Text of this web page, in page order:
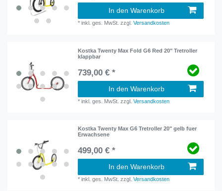
In den Warenkorb
*inkl. ges. MwSt. zzgl.Versandkosten
Kostka Twenty Max Fold G6 Red 20" Tretroller
klappbar
739,00 € *
In den Warenkorb
*inkl. ges. MwSt. zzgl.Versandkosten
Kostka Twenty Max G6 Tretroller 20" gelb fuer
Erwachsene
499,00 € *
In den Warenkorb
*inkl. ges. MwSt. zzgl.Versandkosten